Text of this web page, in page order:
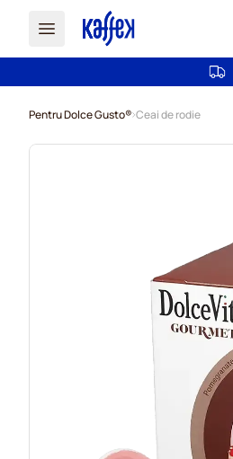
Pentru Dolce Gusto® Ceai de rodie